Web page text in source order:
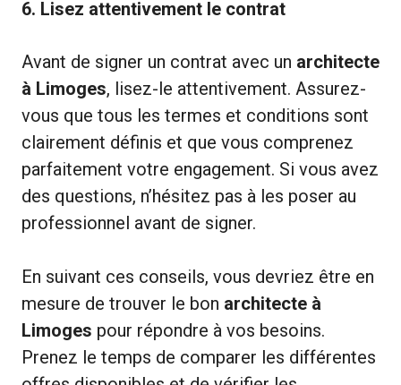
6. Lisez attentivement le contrat
Avant de signer un contrat avec un architecte
à Limoges, lisez-le attentivement. Assurez-
vous que tous les termes et conditions sont
clairement définis et que vous comprenez
parfaitement votre engagement. Si vous avez
des questions, n’hésitez pas à les poser au
professionnel avant de signer.
En suivant ces conseils, vous devriez être en
mesure de trouver le bon architecte à
Limoges pour répondre à vos besoins.
Prenez le temps de comparer les différentes